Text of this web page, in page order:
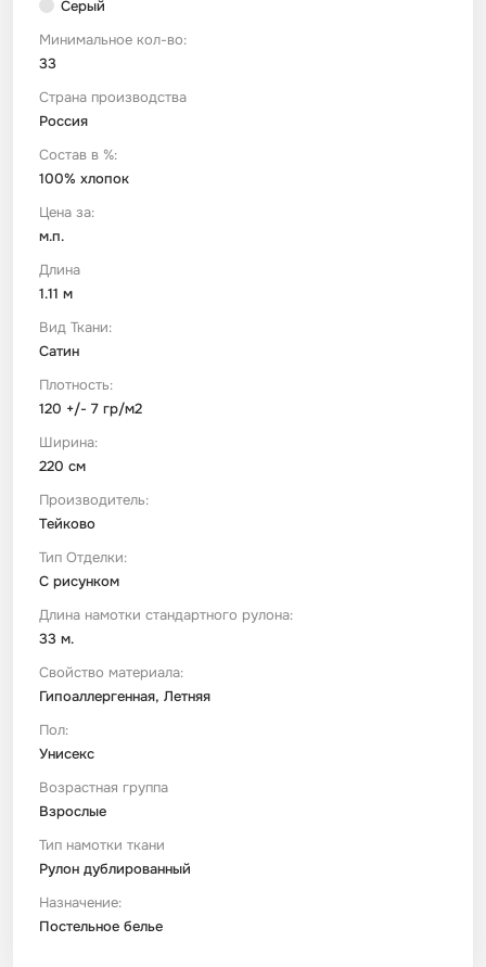
Серый
Минимальное кол-во:
33
Страна производства
Россия
Состав в %:
100% хлопок
Цена за:
м.п.
Длина
1.11 м
Вид Ткани:
Сатин
Плотность:
120 +/- 7 гр/м2
Ширина:
220 см
Производитель:
Тейково
Тип Отделки:
С рисунком
Длина намотки стандартного рулона:
33 м.
Свойство материала:
Гипоаллергенная, Летняя
Пол:
Унисекс
Возрастная группа
Взрослые
Тип намотки ткани
Рулон дублированный
Назначение:
Постельное белье
Футер
Шелк Армани
Штапель
Имитации материалов